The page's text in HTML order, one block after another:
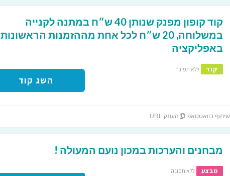
קוד קופון מפנק שנותן 40 ש״ח במתנה לקנייה
במשלוחה, 20 ש״ח לכל אחת מההזמנות הראשונות
באפליקציה
קוד ללא תפוגה
השג קוד
שיתוף בוואטסאפ העתק URL
מבחנים והערכות במכון נועם המעולה !
מבצע ללא תפוגה